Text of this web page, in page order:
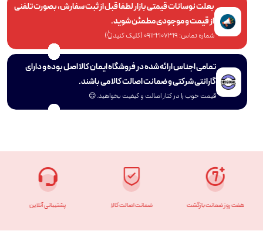
بعلت نوسانات قیمتی بازار لطفا قبل از ثبت سفارش، بصورت تلفنی
از قیمت و موجودی مطمئن شوید.
شماره تماس: 09122107319 (کلیک کنید👆)
تمامی اجناس ارائه شده در فروشگاه ایمان کالا اصل بوده و دارای
گارانتی شرکتی و ضمانت اصالت کالا می باشند.
قیمت خوب را در کنار اصالت و کیفیت بخواهید.😊
هفت روز ضمانت بازگشت ضمانت اصالت کالا پشتیبانی آنلاین